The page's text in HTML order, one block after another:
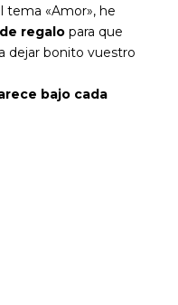
tema «Amor», he
regalo para que
dejar bonito vuestro
bajo cada